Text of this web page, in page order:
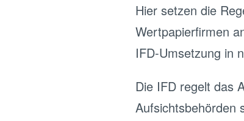
Hier setzen die
Wertpapierfirmen
IFD-Umsetzung in
Die IFD regelt das
Aufsichtsbehörden